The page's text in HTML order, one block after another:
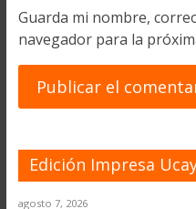
Guarda mi nombre,
navegador para la
Edición Impresa
agosto 7, 2026